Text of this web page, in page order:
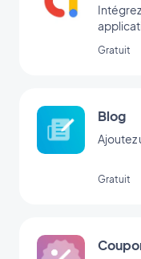
Gratuit
Blog
Ajoutez
Gratuit